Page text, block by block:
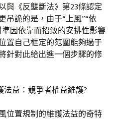
與《反壟斷法》第23條認定
吊詭的是，由于“上風”“依
因依靠而招致的安排性影響
置自己框定的范圍能夠過于
針對此給出進一個步驟的修
益：競爭者權益維護?
位置規制的維護法益的奇特